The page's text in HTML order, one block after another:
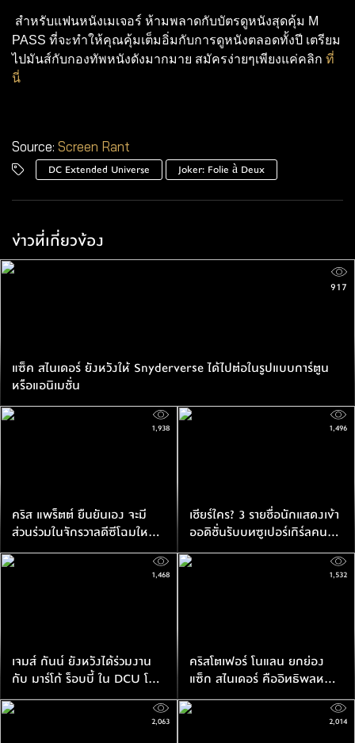
สำหรับแฟนหนังเมเจอร์ ห้ามพลาดกับบัตรดูหนังสุดคุ้ม M
PASS ที่จะทำให้คุณคุ้มเต็มอิ่มกับการดูหนังตลอดทั้งปี เตรียม
ไปมันส์กับกองทัพหนังดังมากมาย สมัครง่ายๆเพียงแค่คลิก ที่
นี่
Source: Screen Rant
DC Extended Universe Joker: Folie à Deux
ข่าวที่เกี่ยวข้อง
แซ็ค สไนเดอร์ ยังหวังให้ Snyderverse ได้ไปต่อในรูปแบบการ์ตูน
หรือแอนิเมชั่น
917
คริส แพร็ตต์ ยืนยันเอง จะมี
ส่วนร่วมในจักรวาลดีซีโฉมใหม่
พร้อมกับยังรับบท สตาร์ ลอร์ด
ต่อไป
1,938
เชียร์ใคร? 3 รายชื่อนักแสดงเข้า
ออดิชั่นรับบทซูเปอร์เกิร์ลคน
ใหม่ใน DCU
1,496
เจมส์ กันน์ ยังหวังได้ร่วมงาน
กับ มาร์โก้ ร็อบบี้ ใน DCU โฉม
ใหม่ ไม่ว่าจะเป็นในบทบาทไหน
ก็ตาม
1,468
คริสโตเฟอร์ โนแลน ยกย่อง
แซ็ก สไนเดอร์ คืออิทธิพลหนัง
ฮีโร่ไซไฟยุคใหม่
1,532
2,063 2,014